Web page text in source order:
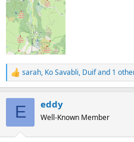
R
e
sarah, Ko Savabli, Duifand 1
E eddy
Well-Known Member